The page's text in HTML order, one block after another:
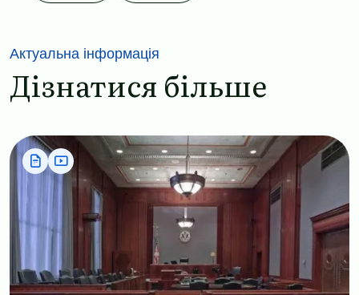
Актуальна інформація
Дізнатися більше
Image